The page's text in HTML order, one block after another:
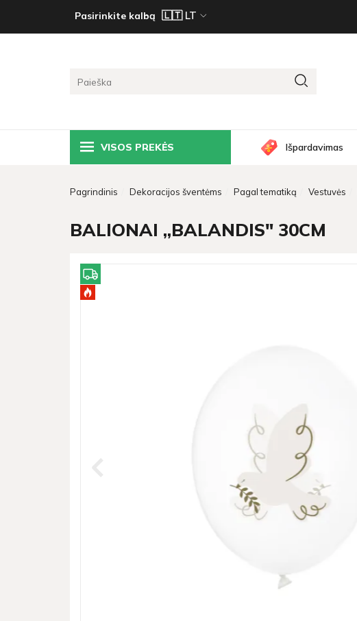
Pasirinkite kalbą
VISOS PREKĖS Išpardavimas
Pagrindinis Dekoracijos šventėms Pagal tematiką Vestuvės
BALIONAI „BALANDIS" 30CM